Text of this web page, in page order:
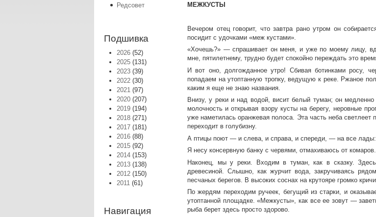
Редсовет
Подшивка
2026 (52)
2025 (131)
2023 (39)
2022 (30)
2021 (97)
2020 (207)
2019 (194)
2018 (271)
2017 (181)
2016 (88)
2015 (92)
2014 (153)
2013 (138)
2012 (150)
2011 (61)
Навигация
МЕЖКУСТЫ
Вечером отец говорит, что завтра рано утром он
посидит с удочками «меж кустами».
«Хочешь?» — спрашивает он меня, и уже по моему лицу,
мне, пятилетнему, трудно будет спокойно переждать это
И вот оно, долгожданное утро! Сбивая ботинками росу,
попадаем на утоптанную тропку, ведущую к реке. Ржаное
каким я еще не знаю названия.
Внизу, у реки и над водой, висит белый туман; он медленно
молочность и открывая взору кусты на берегу, неровные
уже наметилась оранжевая полоса. Эта часть неба светлеет
переходит в голубизну.
А птицы поют — и слева, и справа, и спереди, — на все лады:
Я несу консервную банку с червями, отмахиваюсь от
Наконец, мы у реки. Входим в туман, как в сказку.
древесиной. Слышно, как журчит вода, закручиваясь
песчаных берегов. В высоких соснах на крутояре громко
По жердям переходим ручеек, бегущий из старки, и
утоптанной площадке. «Межкусты», как все ее зовут —
рыба берет здесь просто здорово.